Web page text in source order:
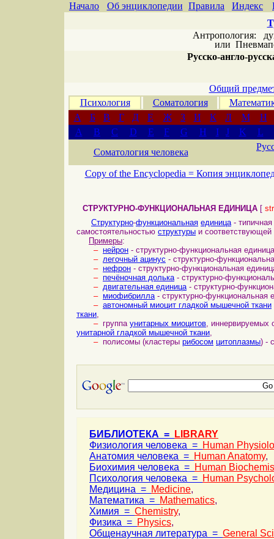
Начало Об энциклопедии Правила Индекс
Антропология:
или
Русско-англо-
Общий
Психология
Соматология
А
Б В Г Д Е Ж З И К Л М
Н
A
B C D E F G H I J K
L
Соматология человека
Copy of the Encyclopedia = Копия
СТРУКТУРНО-ФУНКЦИОНАЛЬНАЯ ЕДИНИЦА [
Структурно-функциональная единица-
самостоятельностью структуры и
Примеры:
– нейрон - структурно-функциональная
– легочный ацинус - структурно-
– нефрон - структурно-функциональная
– печёночная долька- структурно-
– двигательная единица- структурно-
– миофибрилла- структурно-функциональная
– автономный миоцит гладкой мышечной ткани
ткани,
–группа унитарных миоцитов, иннервируемых
унитарной гладкой мышечной ткани,
–полисомы (кластеры рибосом цитоплазмы) -
БИБЛИОТЕКА =
LIBRARY
Физиология человека = Human
Анатомия человека = Human Anatomy,
Биохимия человека = Human
Психология человека = Human
Медицина = Medicine,
Математика = Mathematics,
Химия = Chemistry,
Физика = Physics,
Общенаучная литература = General